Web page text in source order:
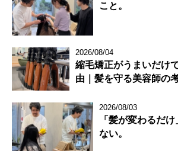
こと。
2026/08/04
縮毛矯正がうまいだけ
由｜髪を守る美容師の
2026/08/03
「髪が変わるだ
ない。